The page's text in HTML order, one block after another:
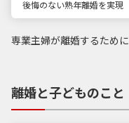
後悔のない熟年離婚を実現
専業主婦が離婚するため
離婚と子どものこと